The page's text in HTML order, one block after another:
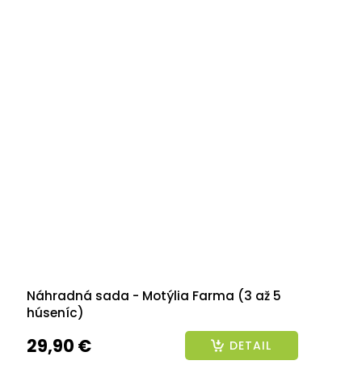
Náhradná sada - Motýlia Farma (3 až 5
húseníc)
29,90 € DETAIL